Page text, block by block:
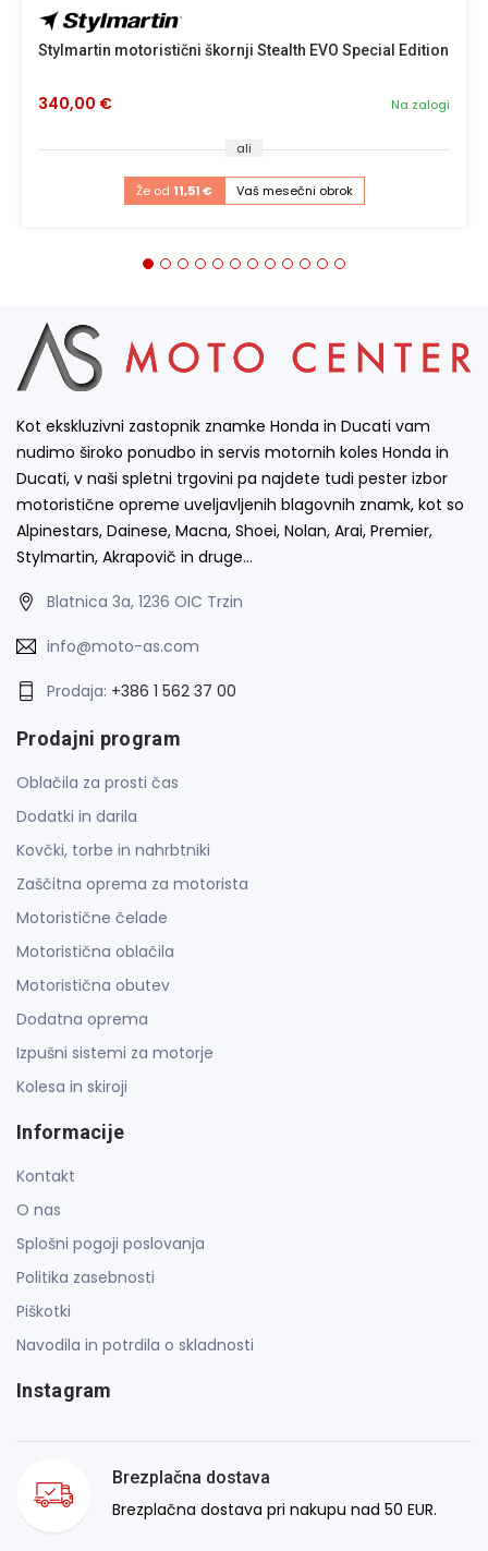
Stylmartin motoristični škornji Stealth EVO Special Edition
Na zalogi
340,00 €
ali
Že od 11,51 € Vaš mesečni obrok
Kot ekskluzivni zastopnik znamke Honda in Ducati vam
nudimo široko ponudbo in servis motornih koles Honda in
Ducati, v naši spletni trgovini pa najdete tudi pester izbor
motoristične opreme uveljavljenih blagovnih znamk, kot so
Alpinestars, Dainese, Macna, Shoei, Nolan, Arai, Premier,
Stylmartin, Akrapovič in druge…
Blatnica 3a, 1236 OIC Trzin
info@moto-as.com
Prodaja: +386 1 562 37 00
Prodajni program
Oblačila za prosti čas
Dodatki in darila
Kovčki, torbe in nahrbtniki
Zaščitna oprema za motorista
Motoristične čelade
Motoristična oblačila
Motoristična obutev
Dodatna oprema
Izpušni sistemi za motorje
Kolesa in skiroji
Informacije
Kontakt
O nas
Splošni pogoji poslovanja
Politika zasebnosti
Piškotki
Navodila in potrdila o skladnosti
Instagram
Brezplačna dostava
Brezplačna dostava pri nakupu nad 50 EUR.